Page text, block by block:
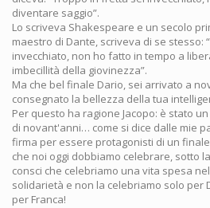
diventare saggio”.
Lo scriveva Shakespeare e un secolo
maestro di Dante, scriveva di se stesso:
invecchiato, non ho fatto in tempo a
imbecillità della giovinezza”.
Ma che bel finale Dario, sei arrivato a
consegnato la bellezza della tua
Per questo ha ragione Jacopo: è stato
di novant'anni… come si dice dalle mie
firma per essere protagonisti di un
che noi oggi dobbiamo celebrare, sotto
consci che celebriamo una vita spesa
solidarietà e non la celebriamo solo per
per Franca!